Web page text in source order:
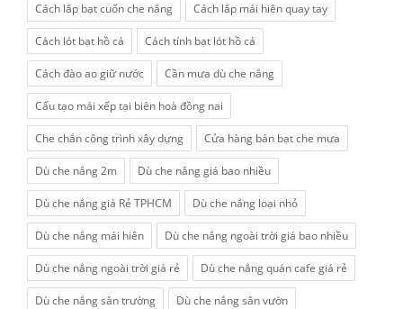
Cách lắp bạt cuốn che nắng Cách lắp mái hiên quay tay
Cách lót bạt hồ cá Cách tính bạt lót hồ cá
Cách đào ao giữ nước Cần mưa dù che nắng
Cấu tạo mái xếp tại biên hoà đồng nai
Che chắn công trình xây dựng Cửa hàng bán bạt che mưa
Dù che nắng 2m Dù che nắng giá bao nhiều
Dù che nắng giá Rẻ TPHCM Dù che nắng loại nhỏ
Dù che nắng mái hiên Dù che nắng ngoài trời giá bao nhiều
Dù che nắng ngoài trời giá rẻ Dù che nắng quán cafe giá rẻ
Dù che nắng sân trường Dù che nắng sân vườn